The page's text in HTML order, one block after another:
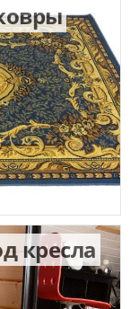
кресла